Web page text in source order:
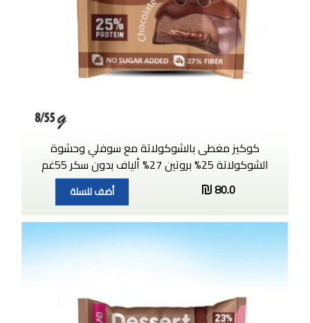
كوكيز مغطى بالشوكولاتة مع سوفلي وحشوة
الشوكولاتة 25% بروتين 27% ألياف بدون سكر 55غم
80.0
أضف للسلة